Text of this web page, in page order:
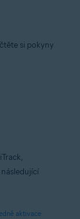
si pokyny
aktivace